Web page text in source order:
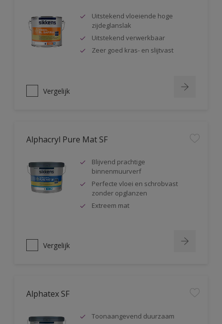
Uitstekend vloeiende hoge
zijdeglanslak
Uitstekend verwerkbaar
Zeer goed kras- en slijtvast
Vergelijk
Alphacryl Pure Mat SF
Blijvend prachtige
binnenmuurverf
Perfecte vloei en schrobvast
zonder opglanzen
Extreem mat
Vergelijk
Alphatex SF
Toonaangevend duurzaam